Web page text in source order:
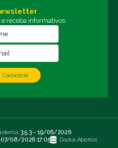
e receba informativos
Cadastrar
3.5.3 - 19/06/2026
07/08/2026 17:05 Dados Abertos